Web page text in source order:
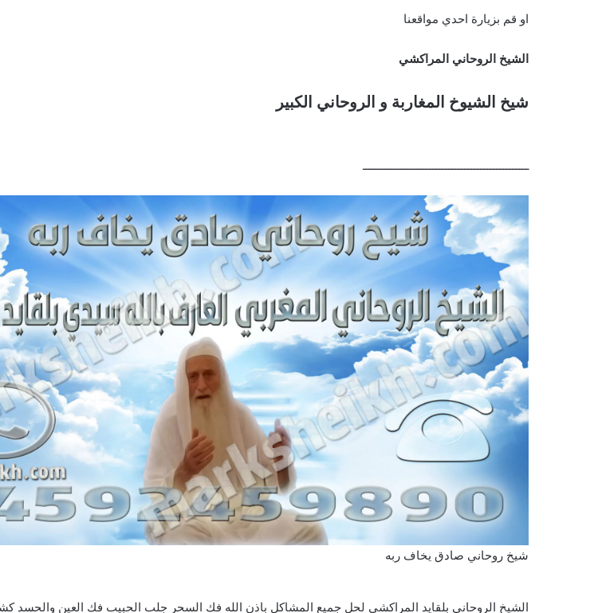
او قم بزيارة احدي مواقعنا
الشيخ الروحاني المراكشي
شيخ الشيوخ المغاربة و الروحاني الكبير
ــــــــــــــــــــــــــــــــــــــــــــــــــــ
شيخ روحاني صادق يخاف ربه
الشيخ الروحاني بلقايد المراكشي لحل جميع المشاكل باذن الله فك السحر جلب الحبيب فك العين والحسد